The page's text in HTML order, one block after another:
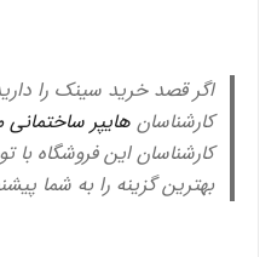
اگر قصد خرید سینک را
کارشناسان هایپر ساختمانی
کارشناسان این فروشگاه با
بهترین گزینه را به شما